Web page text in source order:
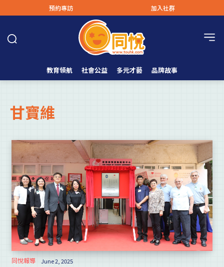
預約專訪 加入社群
教育領航 社會公益 多元才藝 品牌故事
甘寶維
同悅報導 June 2, 2025